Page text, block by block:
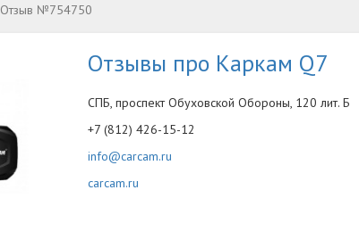
Отзыв №754750
Отзывы про Каркам Q7
СПБ, проспект Обуховской Обороны, 120 лит. Б
+7 (812) 426-15-12
info@carcam.ru
carcam.ru